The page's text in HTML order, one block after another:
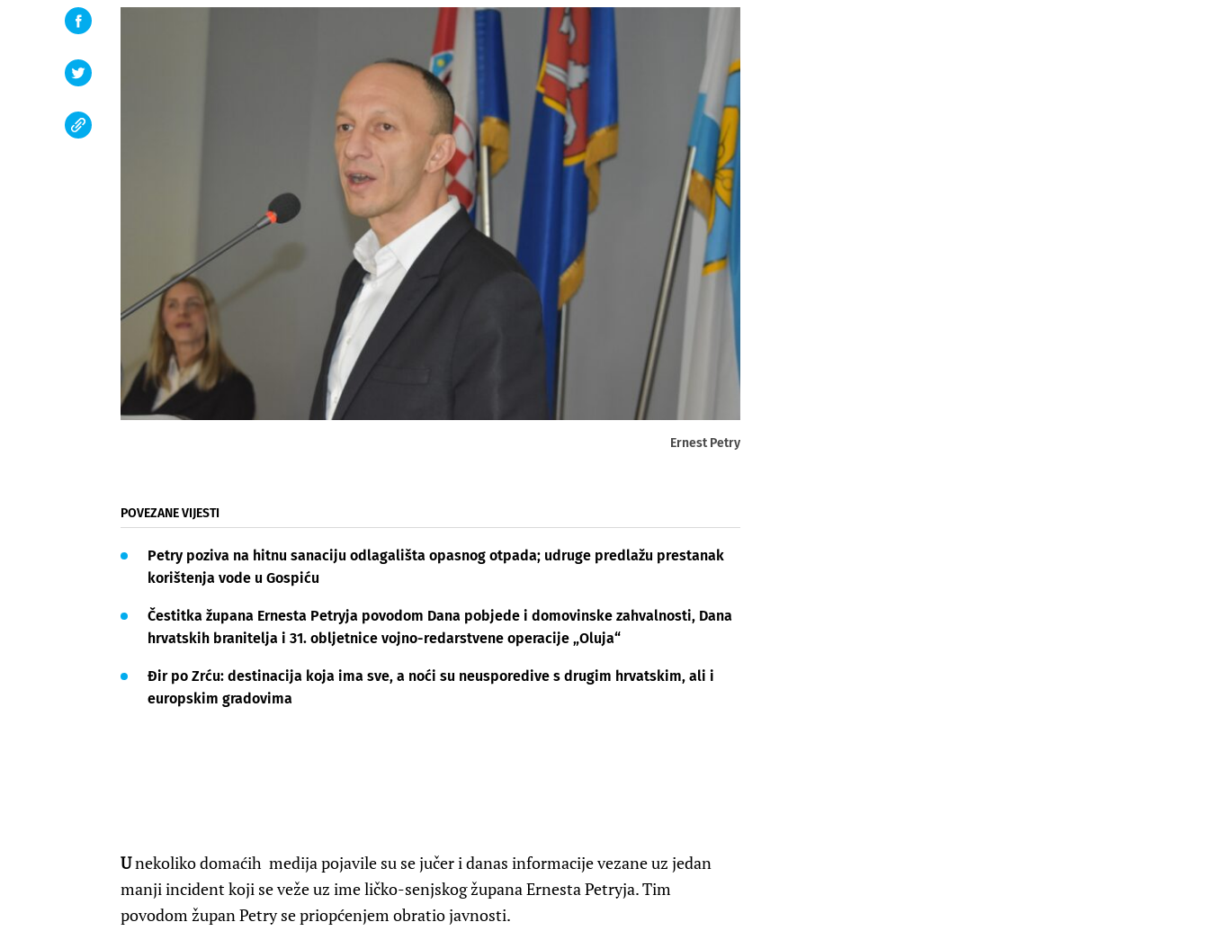
Ernest Petry
POVEZANE VIJESTI
Petry poziva na hitnu sanaciju odlagališta opasnog otpada; udruge predlažu prestanak
korištenja vode u Gospiću
Čestitka župana Ernesta Petryja povodom Dana pobjede i domovinske zahvalnosti, Dana
hrvatskih branitelja i 31. obljetnice vojno-redarstvene operacije „Oluja“
Đir po Zrću: destinacija koja ima sve, a noći su neusporedive s drugim hrvatskim, ali i
europskim gradovima
Unekoliko domaćih medija pojavile su se jučer i danas informacije vezane uz jedan
manji incident koji se veže uz ime ličko-senjskog župana Ernesta Petryja. Tim
povodom župan Petry se priopćenjem obratio javnosti.